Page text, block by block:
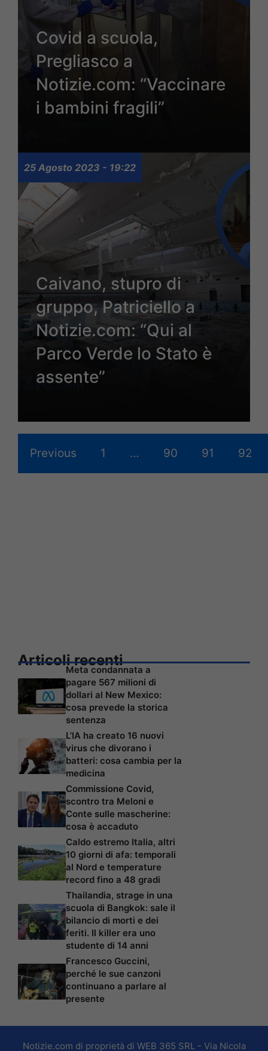
Covid a scuola,
Pregliasco a
Notizie.com: “Vaccinare
i bambini fragili”
25 Agosto 2023 - 19:22
Caivano, stupro di
gruppo, Patriciello a
Notizie.com: “Qui al
Parco Verde lo Stato è
assente”
Previous 1 … 90 91 92
Articoli recenti
Meta condannata a
pagare 567 milioni di
dollari al New Mexico:
cosa prevede la storica
sentenza
L’IA ha creato 16 nuovi
virus che divorano i
batteri: cosa cambia per la
medicina
Commissione Covid,
scontro tra Meloni e
Conte sulle mascherine:
cosa è accaduto
Caldo estremo Italia, altri
10 giorni di afa: temporali
al Nord e temperature
record fino a 48 gradi
Thailandia, strage in una
scuola di Bangkok: sale il
bilancio di morti e dei
feriti. Il killer era uno
studente di 14 anni
Francesco Guccini,
perché le sue canzoni
continuano a parlare al
presente
Notizie.com di proprietà di WEB 365 SRL - Via Nicola